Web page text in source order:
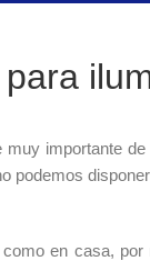
importante
podemos
en casa, por